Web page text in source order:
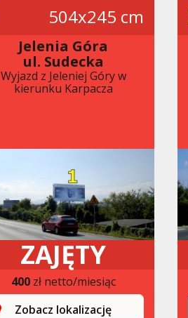
504x245 cm
Jelenia Góra
ul. Sudecka
Wyjazd z Jeleniej Góry w
kierunku Karpacza
ZAJĘTY
400zł netto/miesiąc
Zobacz lokalizację